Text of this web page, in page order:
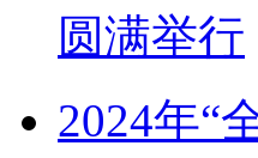
圆满举行
2024年“